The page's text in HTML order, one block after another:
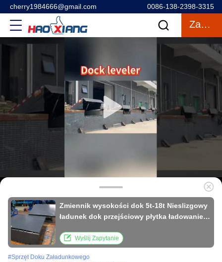
cherry1984666@gmail.com 0086-138-2398-3315
Zacytować
Zmiennik wysokości dok 5t-18t Nieslizgowy
ładunek dok przejściowy płytka ładowanie
Wyślij Zapytanie
#Sprzęt Doku Załadunkowego